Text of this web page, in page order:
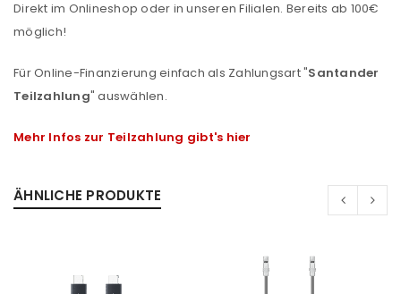
Direkt im Onlineshop oder in unseren Filialen. Bereits ab 100€
möglich!
Für Online-Finanzierung einfach als Zahlungsart "Santander
Teilzahlung" auswählen.
Mehr Infos zur Teilzahlung gibt's hier
ÄHNLICHE PRODUKTE